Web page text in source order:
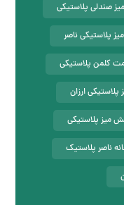
صندلی پلاستیکی
پلاستیکی ناصر
کلمن پلاستیکی
پلاستیکی ارزان
میز پلاستیکی
ناصر پلاستیک